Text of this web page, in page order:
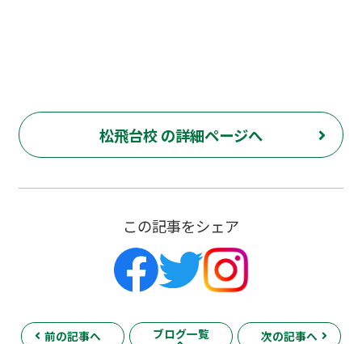
松飛台校 の詳細ページへ
この記事をシェア
前の記事へ ブログ一覧 次の記事へ